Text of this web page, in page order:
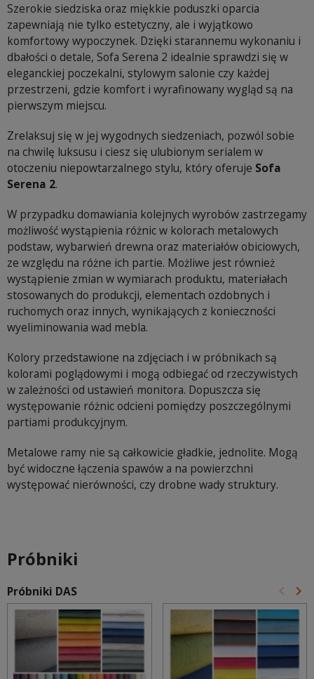
Szerokie siedziska oraz miękkie poduszki oparcia
zapewniają nie tylko estetyczny, ale i wyjątkowo
komfortowy wypoczynek. Dzięki starannemu wykonaniu i
dbałości o detale, Sofa Serena 2 idealnie sprawdzi się w
eleganckiej poczekalni, stylowym salonie czy każdej
przestrzeni, gdzie komfort i wyrafinowany wygląd są na
pierwszym miejscu.
Zrelaksuj się w jej wygodnych siedzeniach, pozwól sobie
na chwilę luksusu i ciesz się ulubionym serialem w
otoczeniu niepowtarzalnego stylu, który oferuje Sofa
Serena 2.
W przypadku domawiania kolejnych wyrobów zastrzegamy
możliwość wystąpienia różnic w kolorach metalowych
podstaw, wybarwień drewna oraz materiałów obiciowych,
ze względu na różne ich partie. Możliwe jest również
wystąpienie zmian w wymiarach produktu, materiałach
stosowanych do produkcji, elementach ozdobnych i
ruchomych oraz innych, wynikających z konieczności
wyeliminowania wad mebla.
Kolory przedstawione na zdjęciach i w próbnikach są
kolorami poglądowymi i mogą odbiegać od rzeczywistych
w zależności od ustawień monitora. Dopuszcza się
występowanie różnic odcieni pomiędzy poszczególnymi
partiami produkcyjnym.
Metalowe ramy nie są całkowicie gładkie, jednolite. Mogą
być widoczne łączenia spawów a na powierzchni
występować nierówności, czy drobne wady struktury.
Próbniki
Próbniki DAS keyboard_arrow_left keyboard_arrow_right